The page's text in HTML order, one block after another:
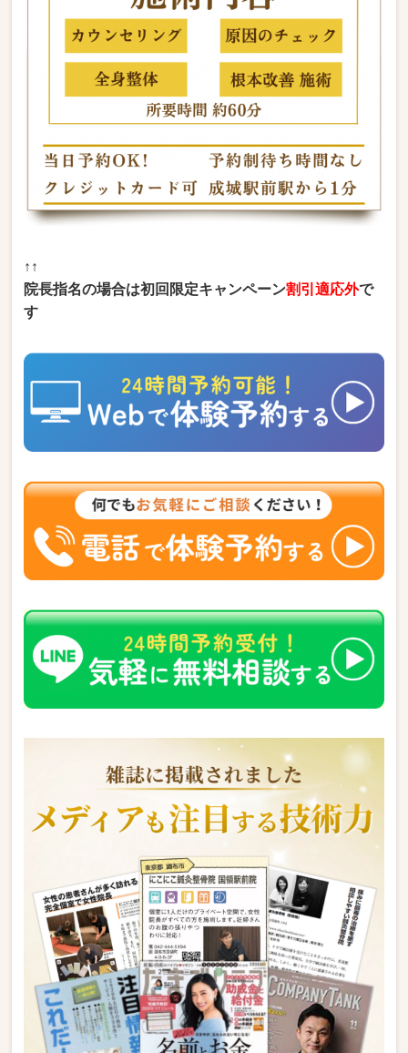
↑↑
院長指名の場合は初回限定キャンペーン割引適応外で
す